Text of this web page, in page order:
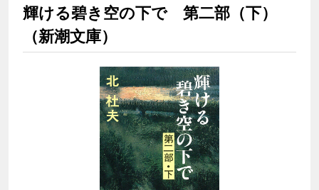
輝ける碧き空の下で 第二部（下）
（新潮文庫）